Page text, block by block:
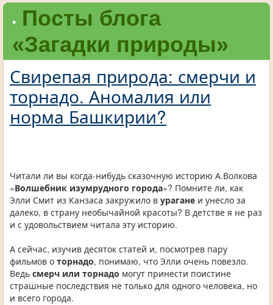
• Посты блога
«Загадки природы»
Свирепая природа: смерчи и
торнадо. Аномалия или
норма Башкирии?
Читали ли вы когда-нибудь сказочную историю А.Волкова
«Волшебник изумрудного города»? Помните ли, как
Элли Смит из Канзаса закружило в урагане и унесло за
далеко, в страну необычайной красоты? В детстве я не раз
и с удовольствием читала эту историю.
А сейчас, изучив десяток статей и, посмотрев пару
фильмов о торнадо, понимаю, что Элли очень повезло.
Ведь смерч или торнадо могут принести поистине
страшные последствия не только для одного человека, но
и всего города.